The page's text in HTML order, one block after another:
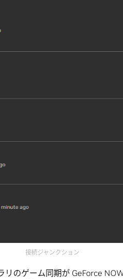
接続ジャンクション
のゲーム同期が GeForce